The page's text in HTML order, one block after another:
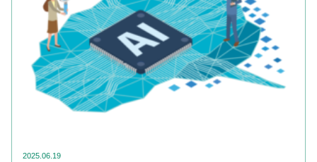
2025.06.19